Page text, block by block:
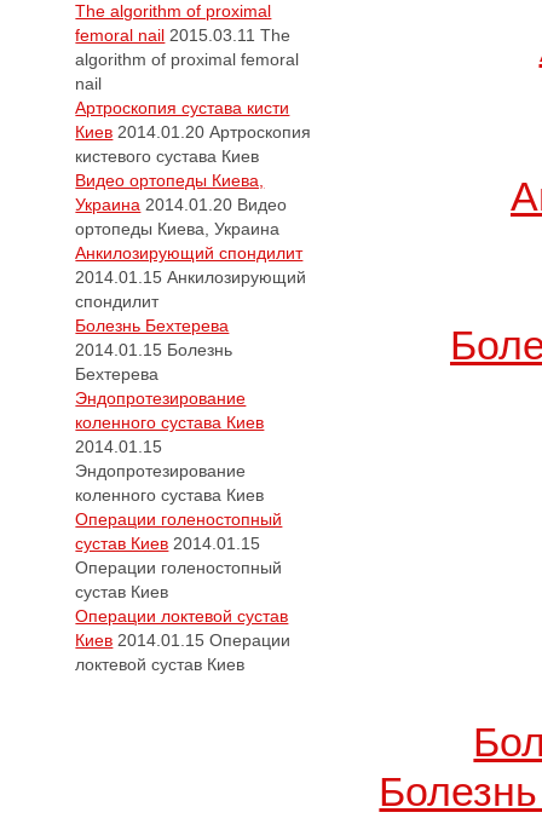
The algorithm of proximal
femoral nail 2015.03.11 The
algorithm of proximal femoral
nail
Артроскопия сустава кисти
Киев 2014.01.20 Артроскопия
кистевого сустава Киев
Видео ортопеды Киева,
Украина 2014.01.20 Видео
ортопеды Киева, Украина
Анкилозирующий спондилит
2014.01.15 Анкилозирующий
спондилит
Болезнь Бехтерева
2014.01.15 Болезнь
Бехтерева
Эндопротезирование
коленного сустава Киев
2014.01.15
Эндопротезирование
коленного сустава Киев
Операции голеностопный
сустав Киев 2014.01.15
Операции голеностопный
сустав Киев
Операции локтевой сустав
Киев 2014.01.15 Операции
локтевой сустав Киев